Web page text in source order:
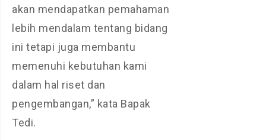
akan mendapatkan pemahaman
lebih mendalam tentang bidang
ini tetapi juga membantu
memenuhi kebutuhan kami
dalam hal riset dan
pengembangan,” kata Bapak
Tedi.